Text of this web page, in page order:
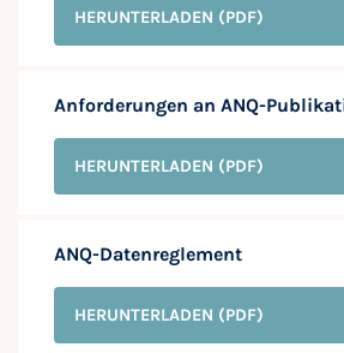
HERUNTERLADEN (PDF)
Anforderungen an ANQ-
HERUNTERLADEN (PDF)
ANQ-Datenreglement
HERUNTERLADEN (PDF)